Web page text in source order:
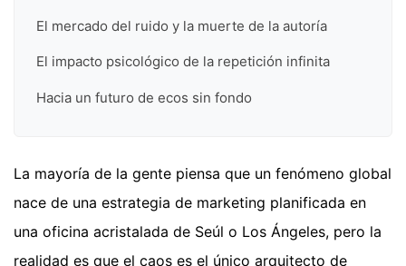
El mercado del ruido y la muerte de la autoría
El impacto psicológico de la repetición infinita
Hacia un futuro de ecos sin fondo
La mayoría de la gente piensa que un fenómeno global
nace de una estrategia de marketing planificada en
una oficina acristalada de Seúl o Los Ángeles, pero la
realidad es que el caos es el único arquitecto de